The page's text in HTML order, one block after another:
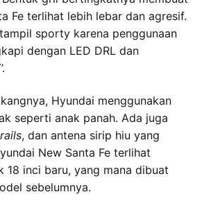
Fe terlihat lebih lebar dan agresif.
tampil sporty karena penggunaan
dengan LED DRL dan
Hyundai menggunakan
seperti anak panah. Ada juga
, dan antena sirip hiu yang
New Santa Fe terlihat
18 inci baru, yang mana dibuat
sebelumnya.